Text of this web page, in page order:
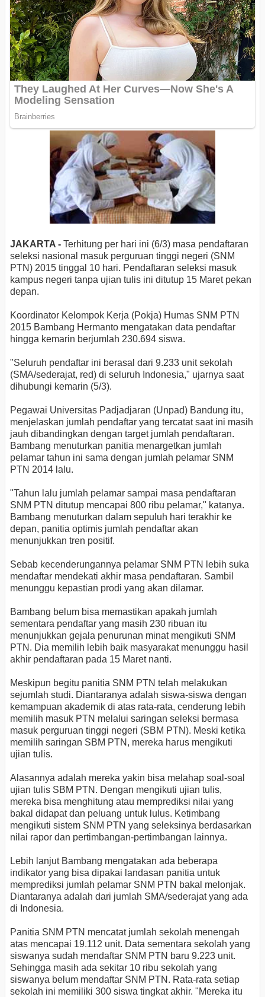
JAKARTA - Terhitung per hari ini (6/3) masa pendaftaran
seleksi nasional masuk perguruan tinggi negeri (SNM
PTN) 2015 tinggal 10 hari. Pendaftaran seleksi masuk
kampus negeri tanpa ujian tulis ini ditutup 15 Maret pekan
depan.
Koordinator Kelompok Kerja (Pokja) Humas SNM PTN
2015 Bambang Hermanto mengatakan data pendaftar
hingga kemarin berjumlah 230.694 siswa.
"Seluruh pendaftar ini berasal dari 9.233 unit sekolah
(SMA/sederajat, red) di seluruh Indonesia," ujarnya saat
dihubungi kemarin (5/3).
Pegawai Universitas Padjadjaran (Unpad) Bandung itu,
menjelaskan jumlah pendaftar yang tercatat saat ini masih
jauh dibandingkan dengan target jumlah pendaftaran.
Bambang menuturkan panitia menargetkan jumlah
pelamar tahun ini sama dengan jumlah pelamar SNM
PTN 2014 lalu.
"Tahun lalu jumlah pelamar sampai masa pendaftaran
SNM PTN ditutup mencapai 800 ribu pelamar," katanya.
Bambang menuturkan dalam sepuluh hari terakhir ke
depan, panitia optimis jumlah pendaftar akan
menunjukkan tren positif.
Sebab kecenderungannya pelamar SNM PTN lebih suka
mendaftar mendekati akhir masa pendaftaran. Sambil
menunggu kepastian prodi yang akan dilamar.
Bambang belum bisa memastikan apakah jumlah
sementara pendaftar yang masih 230 ribuan itu
menunjukkan gejala penurunan minat mengikuti SNM
PTN. Dia memilih lebih baik masyarakat menunggu hasil
akhir pendaftaran pada 15 Maret nanti.
Meskipun begitu panitia SNM PTN telah melakukan
sejumlah studi. Diantaranya adalah siswa-siswa dengan
kemampuan akademik di atas rata-rata, cenderung lebih
memilih masuk PTN melalui saringan seleksi bermasa
masuk perguruan tinggi negeri (SBM PTN). Meski ketika
memilih saringan SBM PTN, mereka harus mengikuti
ujian tulis.
Alasannya adalah mereka yakin bisa melahap soal-soal
ujian tulis SBM PTN. Dengan mengikuti ujian tulis,
mereka bisa menghitung atau memprediksi nilai yang
bakal didapat dan peluang untuk lulus. Ketimbang
mengikuti sistem SNM PTN yang seleksinya berdasarkan
nilai rapor dan pertimbangan-pertimbangan lainnya.
Lebih lanjut Bambang mengatakan ada beberapa
indikator yang bisa dipakai landasan panitia untuk
memprediksi jumlah pelamar SNM PTN bakal melonjak.
Diantaranya adalah dari jumlah SMA/sederajat yang ada
di Indonesia.
Panitia SNM PTN mencatat jumlah sekolah menengah
atas mencapai 19.112 unit. Data sementara sekolah yang
siswanya sudah mendaftar SNM PTN baru 9.223 unit.
Sehingga masih ada sekitar 10 ribu sekolah yang
siswanya belum mendaftar SNM PTN. Rata-rata setiap
sekolah ini memiliki 300 siswa tingkat akhir. "Mereka itu